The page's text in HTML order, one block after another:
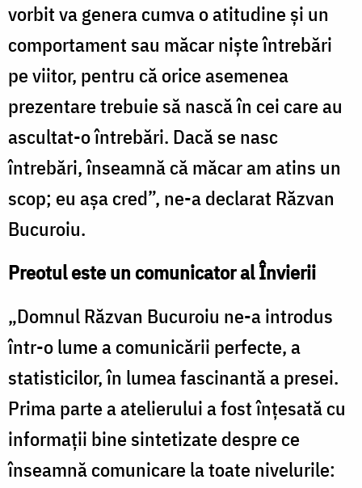
vorbit va genera cumva o atitudine şi un
comportament sau măcar nişte întrebări
pe viitor, pentru că orice asemenea
prezentare trebuie să nască în cei care au
ascultat-o întrebări. Dacă se nasc
întrebări, înseamnă că măcar am atins un
scop; eu aşa cred”, ne-a declarat Răzvan
Bucuroiu.
Preotul este un comunicator al Învierii
„Domnul Răzvan Bucuroiu ne-a introdus
într-o lume a comunicării perfecte, a
statisticilor, în lumea fascinantă a presei.
Prima parte a atelierului a fost înţesată cu
informaţii bine sintetizate despre ce
înseamnă comunicare la toate nivelurile: